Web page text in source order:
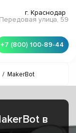
г. Краснодар
Передовая улица, 59
+7 (800) 100-89-44
/ MakerBot
в